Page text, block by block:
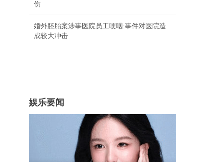
伤
婚外胚胎案涉事医院员工哽咽:事件对医院造
成较大冲击
娱乐要闻